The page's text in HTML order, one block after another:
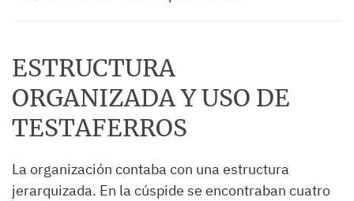
ESTRUCTURA
ORGANIZADA Y USO DE
TESTAFERROS
La organización contaba con una estructura
jerarquizada. En la cúspide se encontraban cuatro